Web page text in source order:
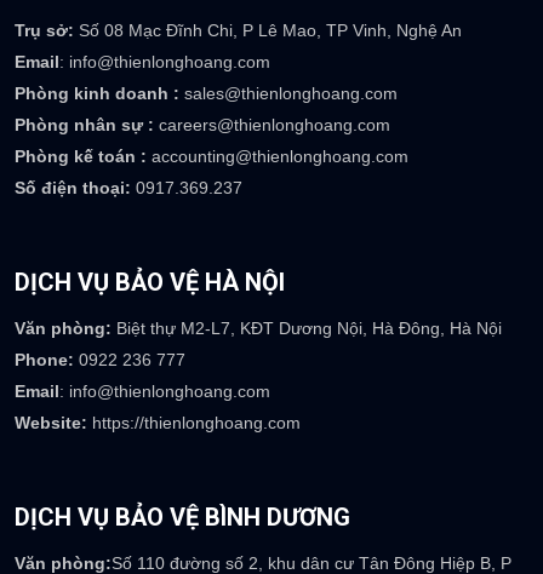
Trụ sở: Số 08 Mạc Đĩnh Chi, P Lê Mao, TP Vinh, Nghệ An
Email: info@thienlonghoang.com
Phòng kinh doanh : sales@thienlonghoang.com
Phòng nhân sự : careers@thienlonghoang.com
Phòng kế toán : accounting@thienlonghoang.com
Số điện thoại: 0917.369.237
DỊCH VỤ BẢO VỆ HÀ NỘI
Văn phòng: Biệt thự M2-L7, KĐT Dương Nội, Hà Đông, Hà Nội
Phone: 0922 236 777
Email: info@thienlonghoang.com
Website: https://thienlonghoang.com
DỊCH VỤ BẢO VỆ BÌNH DƯƠNG
Văn phòng:Số 110 đường số 2, khu dân cư Tân Đông Hiệp B, P